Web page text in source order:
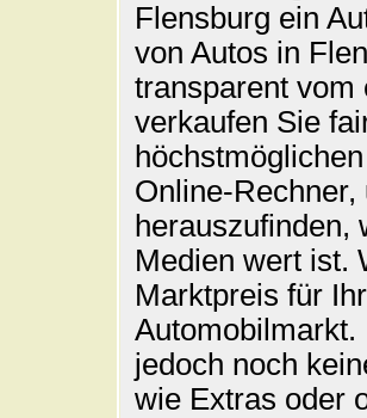
Flensburg ein
von Autos in
transparent vom
verkaufen Sie
Online-
herauszufinden,
Medien wert ist.
Marktpreis für
jedoch noch
wie Extras oder